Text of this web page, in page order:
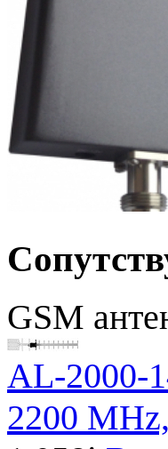
GSM
AL-2000-
2200